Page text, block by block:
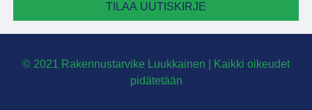
TILAA UUTISKIRJE
© 2021 Rakennustarvike Luukkainen | Kaikki oikeudet
pidätetään